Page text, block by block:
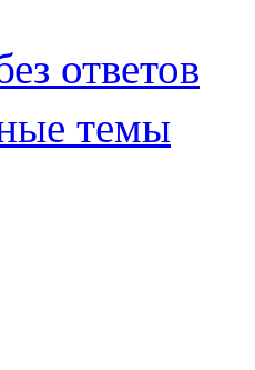
ответов
темы